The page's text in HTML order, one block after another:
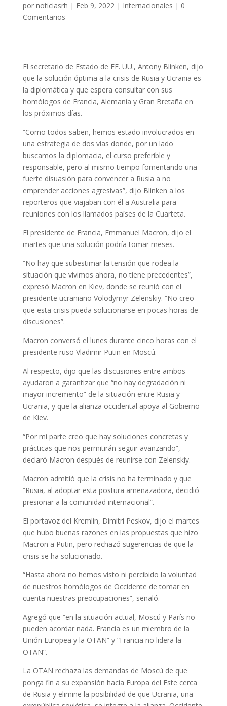
por noticiasrh | Feb 9, 2022| Internacionales | 0
Comentarios
El secretario de Estado de EE. UU., Antony Blinken, dijo
que la solución óptima a la crisis de Rusia y Ucrania es
la diplomática y que espera consultar con sus
homólogos de Francia, Alemania y Gran Bretaña en
los próximos días.
“Como todos saben, hemos estado involucrados en
una estrategia de dos vías donde, por un lado
buscamos la diplomacia, el curso preferible y
responsable, pero al mismo tiempo fomentando una
fuerte disuasión para convencer a Rusia a no
emprender acciones agresivas”, dijo Blinken a los
reporteros que viajaban con él a Australia para
reuniones con los llamados países de la Cuarteta.
El presidente de Francia, Emmanuel Macron, dijo el
martes que una solución podría tomar meses.
“No hay que subestimar la tensión que rodea la
situación que vivimos ahora, no tiene precedentes”,
expresó Macron en Kiev, donde se reunió con el
presidente ucraniano Volodymyr Zelenskiy. “No creo
que esta crisis pueda solucionarse en pocas horas de
discusiones”.
Macron conversó el lunes durante cinco horas con el
presidente ruso Vladimir Putin en Moscú.
Al respecto, dijo que las discusiones entre ambos
ayudaron a garantizar que “no hay degradación ni
mayor incremento” de la situación entre Rusia y
Ucrania, y que la alianza occidental apoya al Gobierno
de Kiev.
“Por mi parte creo que hay soluciones concretas y
prácticas que nos permitirán seguir avanzando”,
declaró Macron después de reunirse con Zelenskiy.
Macron admitió que la crisis no ha terminado y que
“Rusia, al adoptar esta postura amenazadora, decidió
presionar a la comunidad internacional”.
El portavoz del Kremlin, Dimitri Peskov, dijo el martes
que hubo buenas razones en las propuestas que hizo
Macron a Putin, pero rechazó sugerencias de que la
crisis se ha solucionado.
“Hasta ahora no hemos visto ni percibido la voluntad
de nuestros homólogos de Occidente de tomar en
cuenta nuestras preocupaciones”, señaló.
Agregó que “en la situación actual, Moscú y París no
pueden acordar nada. Francia es un miembro de la
Unión Europea y la OTAN” y “Francia no lidera la
OTAN”.
La OTAN rechaza las demandas de Moscú de que
ponga fin a su expansión hacia Europa del Este cerca
de Rusia y elimine la posibilidad de que Ucrania, una